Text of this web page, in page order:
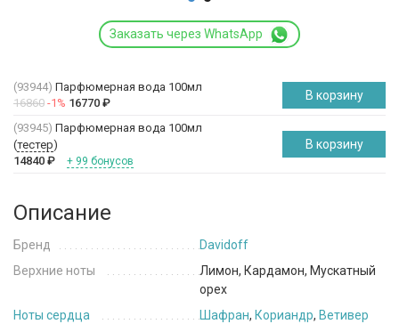
Заказать через WhatsApp
(93944) Парфюмерная вода 100мл
16860 -1% 16770 ₽
В корзину
(93945) Парфюмерная вода 100мл
(тестер)
14840 ₽ + 99 бонусов
В корзину
Описание
Бренд
Davidoff
Верхние ноты
Лимон, Кардамон, Мускатный
орех
Ноты сердца
Шафран, Кориандр, Ветивер